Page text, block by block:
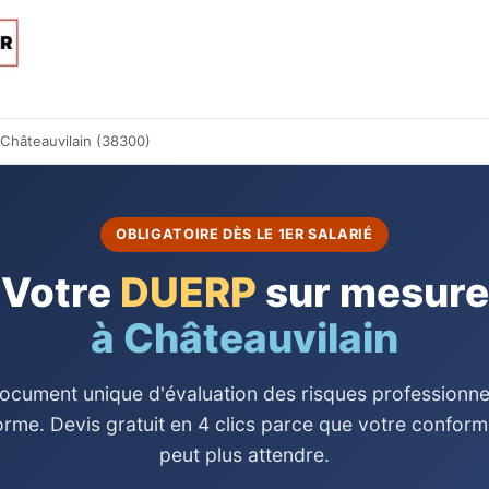
(38300)
OBLIGATOIRE DÈS LE 1ER SALARIÉ
Votre DUERP sur mesure
à Châteauvilain
unique d'évaluation des risques
Devis gratuit en 4 clics parce que votre
peut plus attendre.